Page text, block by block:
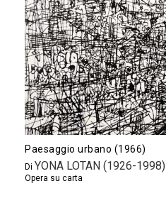
Paesaggio urbano (1966)
Di YONA LOTAN (1926-1998)
Opera su carta